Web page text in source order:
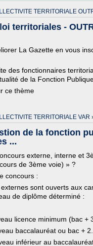
TERRITORIALE
territoriales -
La Gazette en vous
des fonctionnaires
de la Fonction
ce thème
TERRITORIALE VAR
de la fonction
...
externe, interne et
de 3ème voie) » ?
concours :
sont ouverts aux
de diplôme déterminé :
licence minimum (bac +
baccalauréat ou bac + 2.
inférieur au